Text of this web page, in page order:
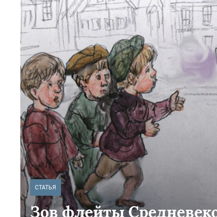
СТАТЬЯ
Зов флейты